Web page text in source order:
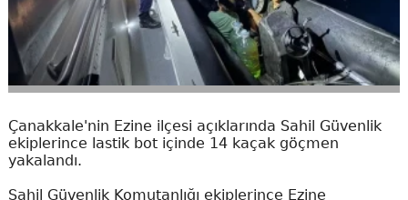
Çanakkale'nin Ezine ilçesi açıklarında Sahil Güvenlik
ekiplerince lastik bot içinde 14 kaçak göçmen
yakalandı.
Sahil Güvenlik Komutanlığı ekiplerince Ezine